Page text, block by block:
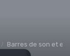
Barres de son et